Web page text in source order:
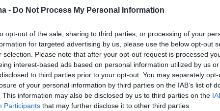
- Do Not Process My Personal Information
opt-out of the sale, sharing to third parties, or processing of your
for targeted advertising by us, please use the below opt-out
selection. Please note that after your opt-out request is processed
interest-based ads based on personal information utilized by us
to third parties prior to your opt-out. You may separately
of your personal information by third parties on the IAB’s list of
This information may also be disclosed by us to third parties on the
Participants that may further disclose it to other third parties.
Αγώνες: Αναβλήθηκαν οι
των Σπανάκη-Τσουφλά και
στο Τόκιο, αναβλήθηκαν όλες οι ιστιοδρομίες
προγράμματος, μεταξύ των οποίων και εκείνες των
και Μαντή-Καγιαλή